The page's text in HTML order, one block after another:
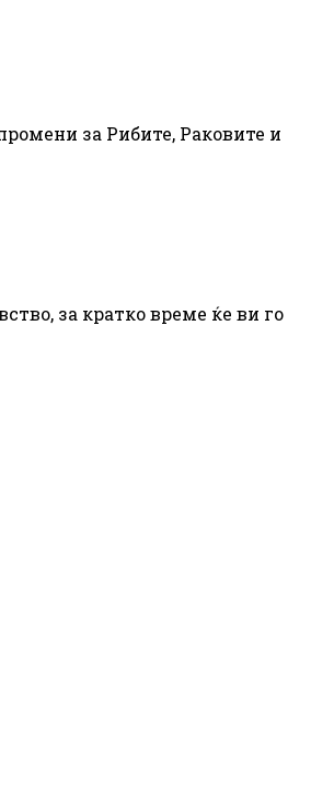
за Рибите, Раковите и
за кратко време ќе ви го